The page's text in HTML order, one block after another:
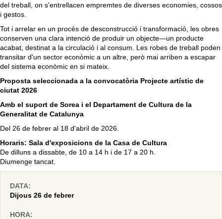
del treball, on s'entrellacen empremtes de diverses economies, cossos
i gestos.
Tot i arrelar en un procés de desconstrucció i transformació, les obres
conserven una clara intenció de produir un objecte—un producte
acabat, destinat a la circulació i al consum. Les robes de treball poden
transitar d'un sector econòmic a un altre, però mai arriben a escapar
del sistema econòmic en si mateix.
Proposta seleccionada a la convocatòria Projecte artístic de
ciutat 2026
Amb el suport de Sorea i el Departament de Cultura de la
Generalitat de Catalunya
Del 26 de febrer al 18 d'abril de 2026.
Horaris: Sala d'exposicions de la Casa de Cultura
De dilluns a dissabte, de 10 a 14 h i de 17 a 20 h.
Diumenge tancat.
DATA:
Dijous 26 de febrer
HORA: